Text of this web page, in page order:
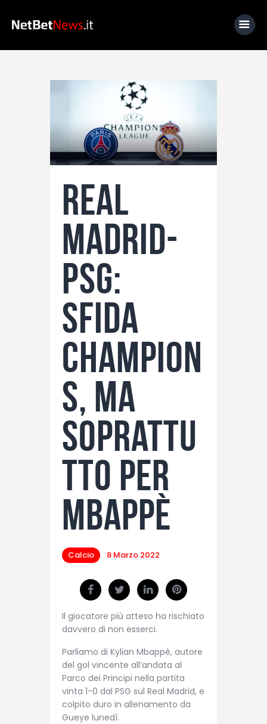
Calcio
Basket
Lo Sapevi Che
Fantacalcio
I consigli di Giulia
Serie A
Real
Madrid-
PSG:
sfida
Champion
s, ma
soprattu
tto per
Mbappè
Calcio 8 Marzo 2022
Il giocatore più atteso ha rischiato
davvero di non esserci.
Parliamo di Kylian Mbappè, autore
del gol vincente all’andata al
Parco dei Principi nella partita
vinta 1-0 dal PSG sul Real Madrid, e
colpito duro in allenamento da
Gueye lunedì.